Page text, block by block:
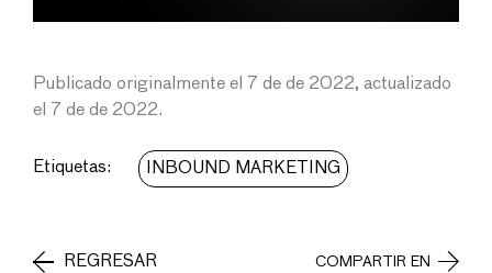
Publicado originalmente el 7 de de 2022, actualizado
el 7 de de 2022.
Etiquetas: INBOUND MARKETING
REGRESAR
COMPARTIR EN